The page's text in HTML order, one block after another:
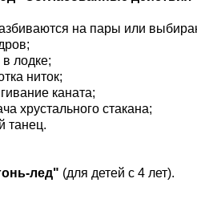
на пары или
в лодке;
ниток;
каната;
хрустального стакана;
танец.
лед" (для детей с 4 лет).